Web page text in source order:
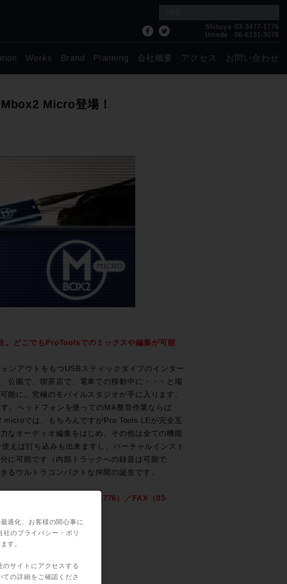
Shibuya 03-3477-1776
Umeda
06-6131-3078
Works Brand Planning 会社概要 アクセス お問い合わせ
Micro登場！
。どこでもProToolsでのミックスや編集が可能
ンアウトをもつUSBスティックタイプのインター
公園で、喫茶店で、電車での移動中に・・・と場
能に。究極のモバイルスタジオが手に入ります。
。ヘッドフォンを使ってのMA整音作業ならば
では、もちろんですがPro Tools LEが完全互
なオーディオ編集をはじめ、その他は全ての機能
えば打ち込みも出来ますし、バーチャルインスト
に可能です（内部トラックへの録音は可能で
るウルトラコンパクトな仲間の誕生です。
または お電話（03-3477-1776）／FAX（03-
ぞ。
適化、お客様の関心事に
のプライバシー・ポリ
す。
のサイトにアクセスする
の詳細をご確認くださ